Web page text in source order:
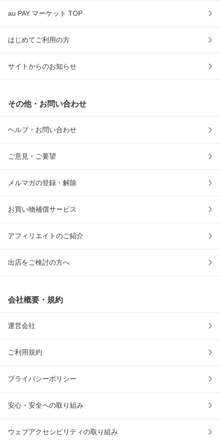
au PAY マーケット TOP
はじめてご利用の方
サイトからのお知らせ
その他・お問い合わせ
ヘルプ・お問い合わせ
ご意見・ご要望
メルマガの登録・解除
お買い物補償サービス
アフィリエイトのご紹介
出店をご検討の方へ
会社概要・規約
運営会社
ご利用規約
プライバシーポリシー
安心・安全への取り組み
ウェブアクセシビリティの取り組み